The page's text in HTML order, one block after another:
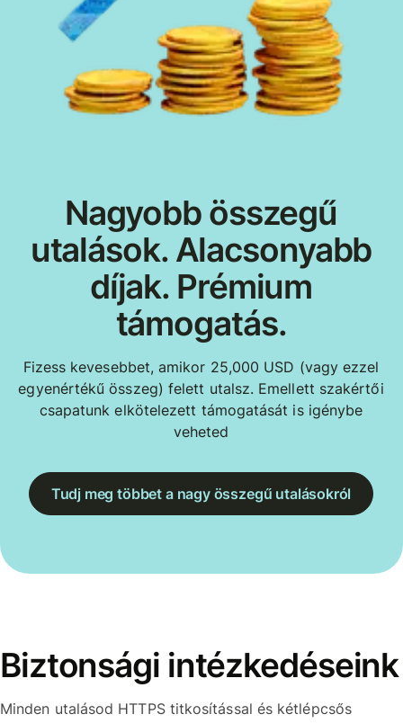
Nagyobb összegű
utalások. Alacsonyabb
díjak. Prémium
támogatás.
Fizess kevesebbet, amikor 25,000 USD (vagy ezzel
egyenértékű összeg) felett utalsz. Emellett szakértői
csapatunk elkötelezett támogatását is igénybe
veheted
Tudj meg többet a nagy összegű utalásokról
Biztonsági intézkedéseink
Minden utalásod HTTPS titkosítással és kétlépcsős